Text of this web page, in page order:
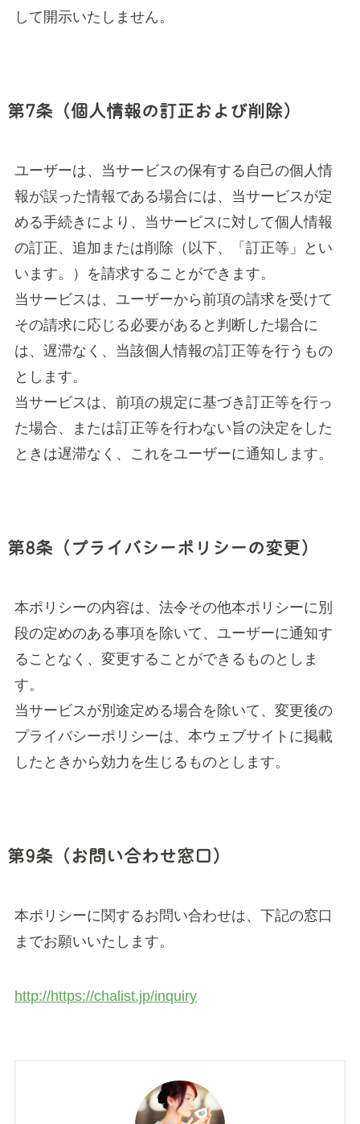
して開示いたしません。
第7条（個人情報の訂正および削除）
ユーザーは、当サービスの保有する自己の個人情
報が誤った情報である場合には、当サービスが定
める手続きにより、当サービスに対して個人情報
の訂正、追加または削除（以下、「訂正等」とい
います。）を請求することができます。
当サービスは、ユーザーから前項の請求を受けて
その請求に応じる必要があると判断した場合に
は、遅滞なく、当該個人情報の訂正等を行うもの
とします。
当サービスは、前項の規定に基づき訂正等を行っ
た場合、または訂正等を行わない旨の決定をした
ときは遅滞なく、これをユーザーに通知します。
第8条（プライバシーポリシーの変更）
本ポリシーの内容は、法令その他本ポリシーに別
段の定めのある事項を除いて、ユーザーに通知す
ることなく、変更することができるものとしま
す。
当サービスが別途定める場合を除いて、変更後の
プライバシーポリシーは、本ウェブサイトに掲載
したときから効力を生じるものとします。
第9条（お問い合わせ窓口）
本ポリシーに関するお問い合わせは、下記の窓口
までお願いいたします。
http://https://chalist.jp/inquiry